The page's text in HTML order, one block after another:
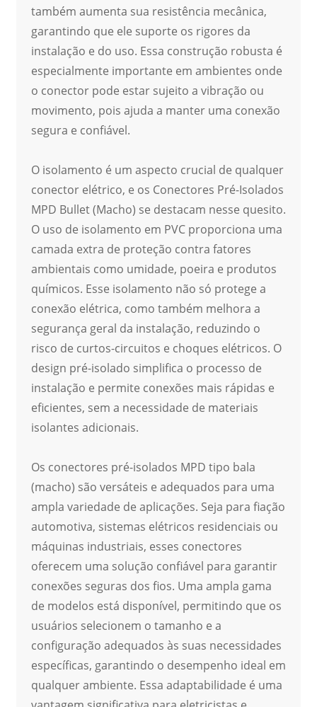
também aumenta sua resistência mecânica,
garantindo que ele suporte os rigores da
instalação e do uso. Essa construção robusta é
especialmente importante em ambientes onde
o conector pode estar sujeito a vibração ou
movimento, pois ajuda a manter uma conexão
segura e confiável.
O isolamento é um aspecto crucial de qualquer
conector elétrico, e os Conectores Pré-Isolados
MPD Bullet (Macho) se destacam nesse quesito.
O uso de isolamento em PVC proporciona uma
camada extra de proteção contra fatores
ambientais como umidade, poeira e produtos
químicos. Esse isolamento não só protege a
conexão elétrica, como também melhora a
segurança geral da instalação, reduzindo o
risco de curtos-circuitos e choques elétricos. O
design pré-isolado simplifica o processo de
instalação e permite conexões mais rápidas e
eficientes, sem a necessidade de materiais
isolantes adicionais.
Os conectores pré-isolados MPD tipo bala
(macho) são versáteis e adequados para uma
ampla variedade de aplicações. Seja para fiação
automotiva, sistemas elétricos residenciais ou
máquinas industriais, esses conectores
oferecem uma solução confiável para garantir
conexões seguras dos fios. Uma ampla gama
de modelos está disponível, permitindo que os
usuários selecionem o tamanho e a
configuração adequados às suas necessidades
específicas, garantindo o desempenho ideal em
qualquer ambiente. Essa adaptabilidade é uma